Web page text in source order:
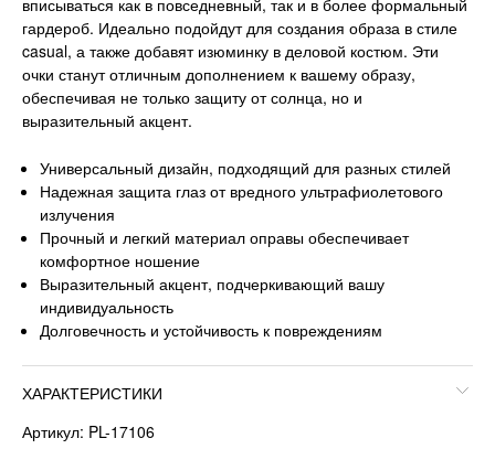
гардероб. Идеально подойдут для создания образа в стиле
casual, а также добавят изюминку в деловой костюм. Эти
очки станут отличным дополнением к вашему образу,
обеспечивая не только защиту от солнца, но и
выразительный акцент.
Универсальный дизайн, подходящий для разных стилей
Надежная защита глаз от вредного ультрафиолетового
излучения
Прочный и легкий материал оправы обеспечивает
комфортное ношение
Выразительный акцент, подчеркивающий вашу
индивидуальность
Долговечность и устойчивость к повреждениям
ХАРАКТЕРИСТИКИ
Артикул: PL-17106